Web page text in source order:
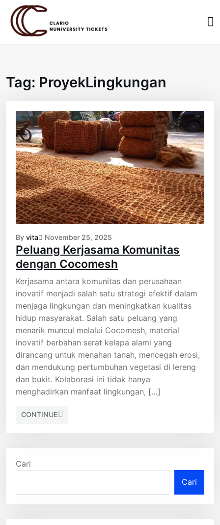
content
Tag: ProyekLingkungan
By vita November 25, 2025
Peluang Kerjasama Komunitas
dengan Cocomesh
Kerjasama antara komunitas dan perusahaan
inovatif menjadi salah satu strategi efektif dalam
menjaga lingkungan dan meningkatkan kualitas
hidup masyarakat. Salah satu peluang yang
menarik muncul melalui Cocomesh, material
inovatif berbahan serat kelapa alami yang
dirancang untuk menahan tanah, mencegah erosi,
dan mendukung pertumbuhan vegetasi di lereng
dan bukit. Kolaborasi ini tidak hanya
menghadirkan manfaat lingkungan, […]
CONTINUE
Cari
Cari